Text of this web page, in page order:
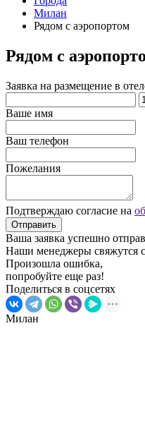
Милан
Рядом с аэропортом
Рядом с
Заявка на размещение в
Ваше имя
Ваш телефон
Пожелания
Подтверждаю согласие на
Отправить
Ваша заявка успешно
Наши менеджеры свяжутся
Произошла ошибка,
попробуйте еще раз!
Поделиться в соцсетях
Милан